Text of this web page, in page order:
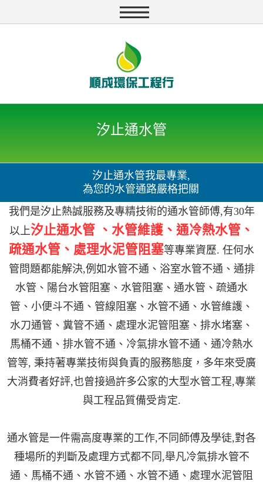
汐止通水管
汐止通水管我最專業,
為您的水管通路嚴格把關
我們是汐止熱誠服務及專精技術的通水管師傅,有30年
以上汐止通水管 、水管維護、通冷熱水管、
疏通水管、處理水泥管阻塞等專業資歷. 任何水
管問題都能解決,例如水管不通、浴室水管不通、通排
水管、陽台水管阻塞、水管阻塞、通水管、疏通水
管、小便斗不通、管線阻塞、水管不通、水管維護、
水刀通管、糞管不通、處理水泥管阻塞、排水堵塞、
馬桶不通、排水管不通、冷氣排水管不通、通冷熱水
管等, 秉持著專業技術與負責的服務態度，多年來受廣
大消費者好評,也曾接過許多公家的大型水管工程,專業
與工程品質備受肯定.
通水管是一件需高度專業的工作,不同師傅及學徒,對各
種場所的判斷及處理方式都不同,舉凡冷氣排水管不
通、馬桶不通、水管不通、水管不通、處理水泥管阻